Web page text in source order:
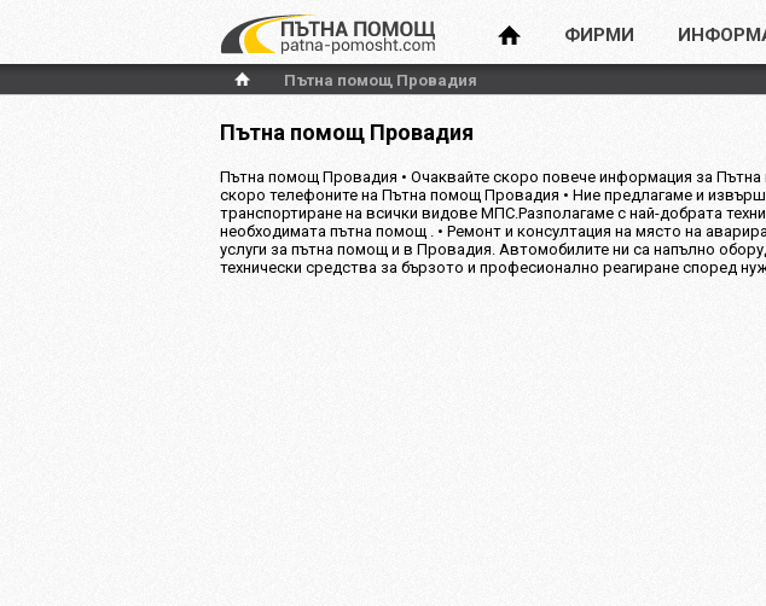
ФИРМИ
Пътна помощ Провадия
Пътна помощ Провадия
Пътна помощ Провадия • Очаквайте скоро повече информация за
скоро телефоните на Пътна помощ Провадия • Ние предлагаме и
транспортиране на всички видове МПС.Разполагаме с най-добрата
необходимата пътна помощ . • Ремонт и консултация на място на
услуги за пътна помощ и в Провадия. Автомобилите ни са напълно
технически средства за бързото и професионално реагиране според